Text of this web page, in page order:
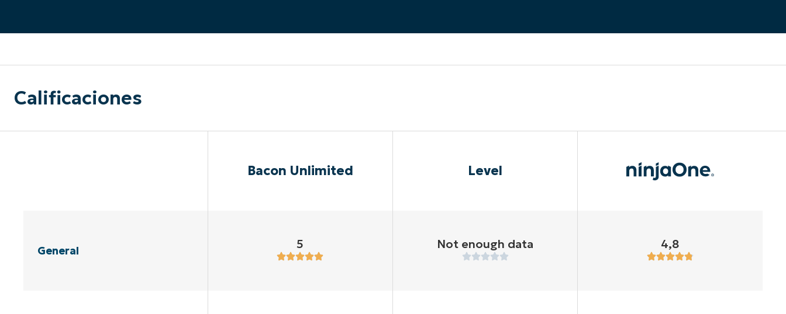
Calificaciones
Bacon Unlimited Level
General 5 Not enough data 4,8